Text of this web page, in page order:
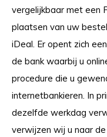
vergelijkbaar met een
plaatsen van uw
iDeal. Er opent zich
de bank waarbij u
procedure die u
internetbankieren. In
dezelfde werkdag
verwijzen wij u naar